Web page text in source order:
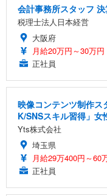
会計事務所スタッフ
税理士法人日本経営
大阪府
月給20万円～30万円
正社員
映像コンテンツ制作ス
K/SNSスキル習得」女
Yts株式会社
埼玉県
月給29万400円～60
正社員